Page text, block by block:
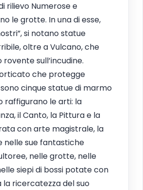
rilievo Numerose e
le grotte. In una di esse,
si notano statue
oltre a Vulcano, che
sull’incudine.
che protegge
sono cinque statue di marmo
raffigurano le arti: la
il Canto, la Pittura e la
con arte magistrale, la
nelle sue fantastiche
nelle grotte, nelle
siepi di bossi potate con
la ricercatezza del suo